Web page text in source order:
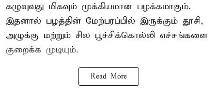
கழுவுவது மிகவும் முக்கியமான பழக்கமாகும்.
இதனால் பழத்தின் மேற்பரப்பில் இருக்கும் தூசி,
அழுக்கு மற்றும் சில பூச்சிக்கொல்லி எச்சங்களை
குறைக்க முடியும்.
Read More